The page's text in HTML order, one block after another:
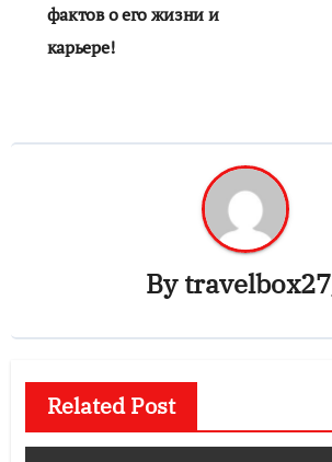
фактов о его жизни и
карьере!
Bytravelbox27_
Related Post